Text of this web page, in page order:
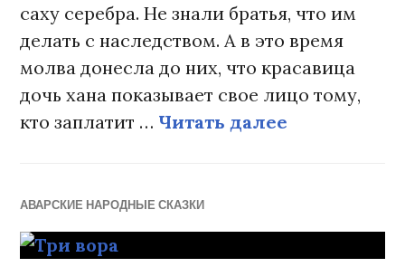
саху серебра. Не знали братья, что им
делать с наследством. А в это время
молва донесла до них, что красавица
дочь хана показывает свое лицо тому,
кто заплатит … Читать далее
АВАРСКИЕ НАРОДНЫЕ СКАЗКИ